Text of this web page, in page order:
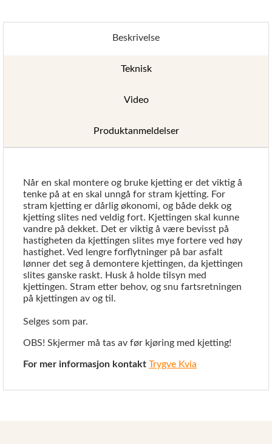
Beskrivelse
Teknisk
Video
Produktanmeldelser
Når en skal montere og bruke kjetting er det viktig å
tenke på at en skal unngå for stram kjetting. For
stram kjetting er dårlig økonomi, og både dekk og
kjetting slites ned veldig fort. Kjettingen skal kunne
vandre på dekket. Det er viktig å være bevisst på
hastigheten da kjettingen slites mye fortere ved høy
hastighet. Ved lengre forflytninger på bar asfalt
lønner det seg å demontere kjettingen, da kjettingen
slites ganske raskt. Husk å holde tilsyn med
kjettingen. Stram etter behov, og snu fartsretningen
på kjettingen av og til.
Selges som par.
OBS! Skjermer må tas av før kjøring med kjetting!
For mer informasjon kontakt Trygve Kvia